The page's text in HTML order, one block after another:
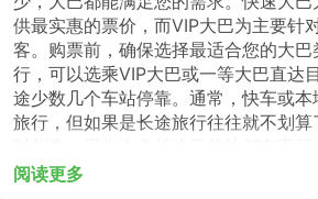
供最实惠的票价，而VIP大巴为主要针
客。购票前，确保选择最适合您的大
行，可以选乘VIP大巴或一等大巴直达
途少数几个车站停靠。通常，快车或
旅行，但如果是长途旅行往往就不划
大巴为长途旅行提供更宽的座位或卧铺
阅读更多